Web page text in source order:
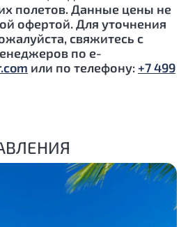
полетов. Данные цены не
офертой. Для уточнения
свяжитесь с
по e-
или по телефону:+7 499